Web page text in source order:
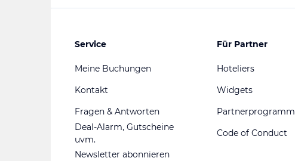
Service
Meine Buchungen
Kontakt
Fragen & Antworten
Deal-Alarm, Gutscheine
uvm.
Newsletter abonnieren
Für Partner
Hoteliers
Widgets
Partnerprogramm
Code of Conduct